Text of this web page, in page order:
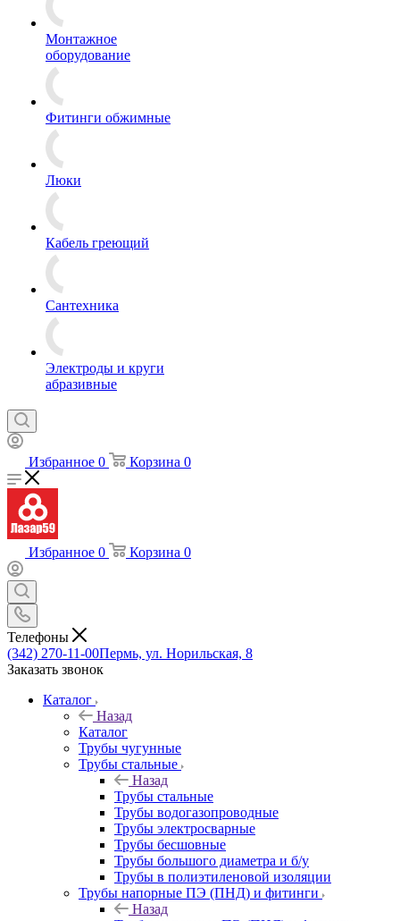
Монтажное
оборудование
Фитинги обжимные
Люки
Кабель греющий
Сантехника
Электроды и круги
абразивные
Избранное 0 Корзина 0
Избранное 0 Корзина 0
Телефоны
(342) 270-11-00Пермь, ул. Норильская, 8
Заказать звонок
Каталог
Назад
Каталог
Трубы чугунные
Трубы стальные
Назад
Трубы стальные
Трубы водогазопроводные
Трубы электросварные
Трубы бесшовные
Трубы большого диаметра и б/у
Трубы в полиэтиленовой изоляции
Трубы напорные ПЭ (ПНД) и фитинги
Назад